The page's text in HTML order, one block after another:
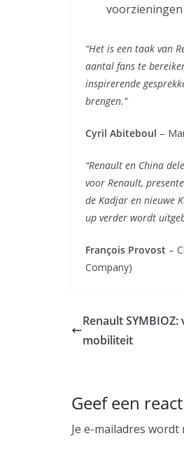
voorzieningen
“Het is een taak van
aantal fans te
inspirerende
brengen.”
Cyril Abiteboul –
“Renault en China
voor Renault,
de Kadjar en nieuwe
up verder wordt
François Provost –
Company)
Renault
mobiliteit
Geef een
Je e-mailadres